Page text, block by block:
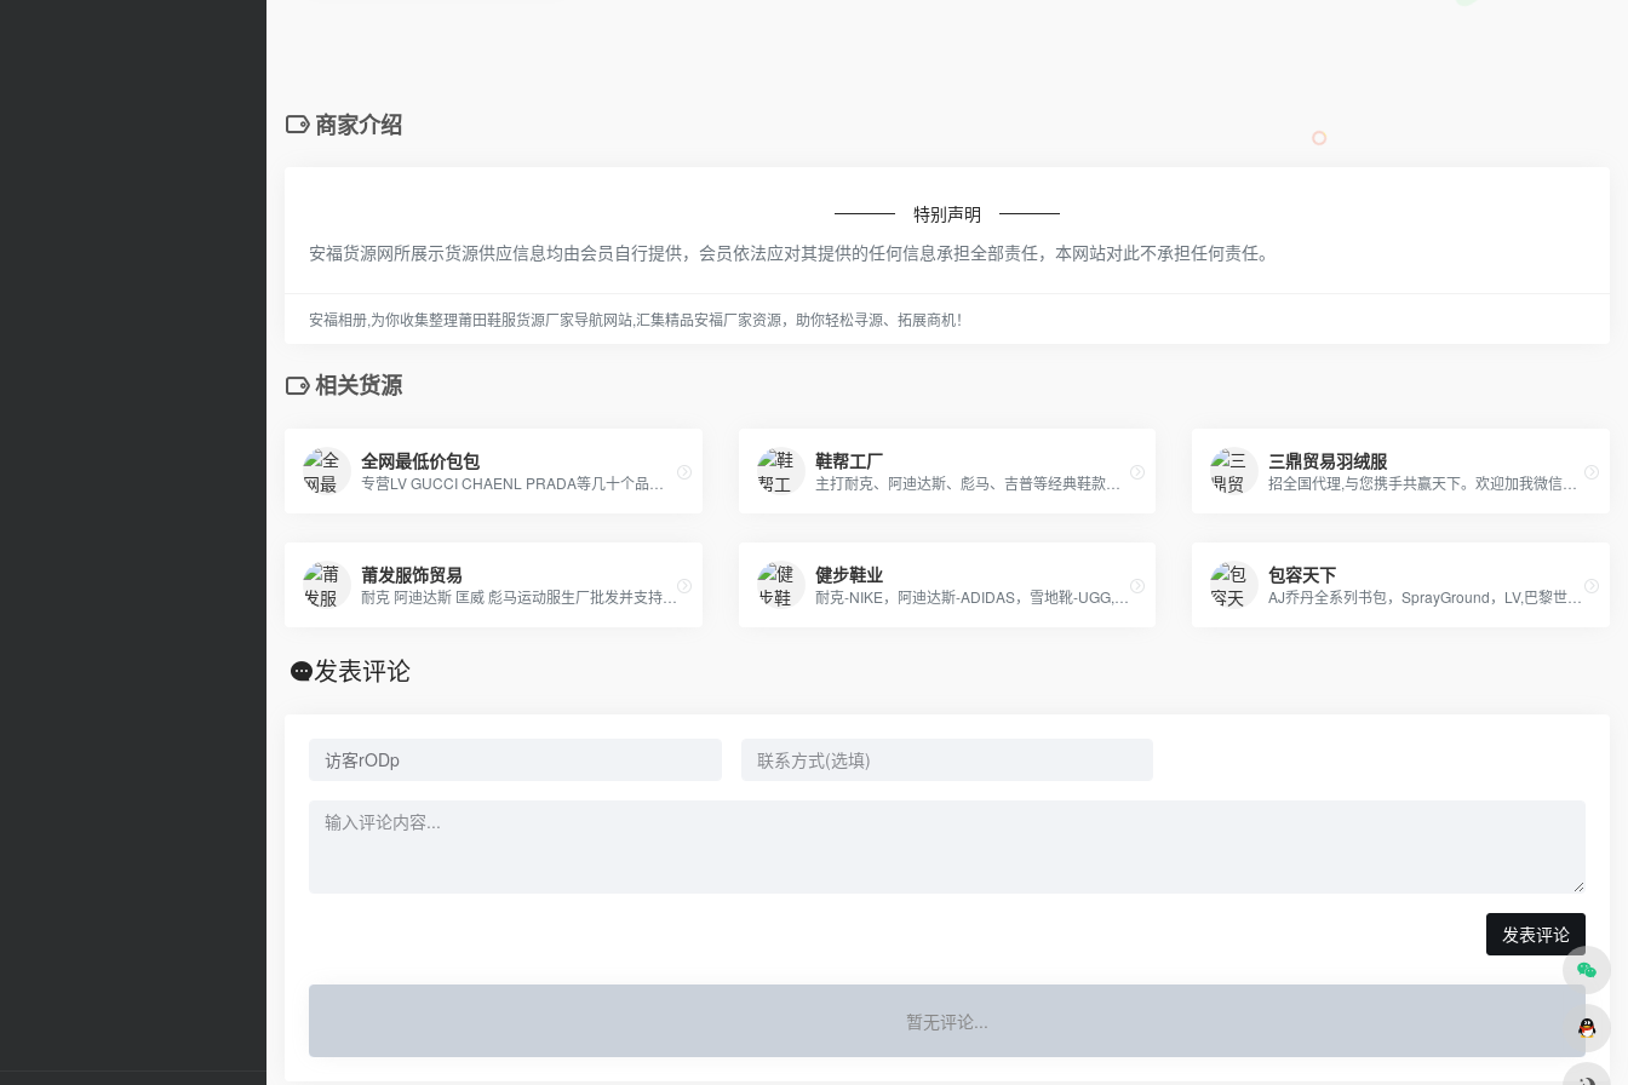
商家介绍
特别声明
安福货源网所展示货源供应信息均由会员自行提供，会员依法应对其提供的任何信息承担全部责任，本网站对此不承担任何责任。
安福相册,为你收集整理莆田鞋服货源厂家导航网站,汇集精品安福厂家资源，助你轻松寻源、拓展商机！
相关货源
全网最低价包包 鞋帮工厂
主打耐克、阿迪达斯、彪马、吉普等经典鞋款，大量现货供应。厂家的现货直批，承接订单。新款相册不断更新中...
三鼎贸易羽绒服
莆发服饰贸易 健步鞋业 包容天下
发表评论
发表评论
暂无评论...